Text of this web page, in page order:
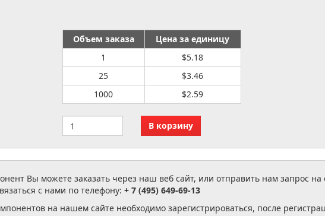
Объем заказа
Цена за единицу
1
$5.18
25
$3.46
1000
$2.59
Вы можете заказать через наш веб сайт, или отправить нам запрос на
с нами по телефону: + 7 (495) 649-69-13
на нашем сайте необходимо зарегистрироваться, после